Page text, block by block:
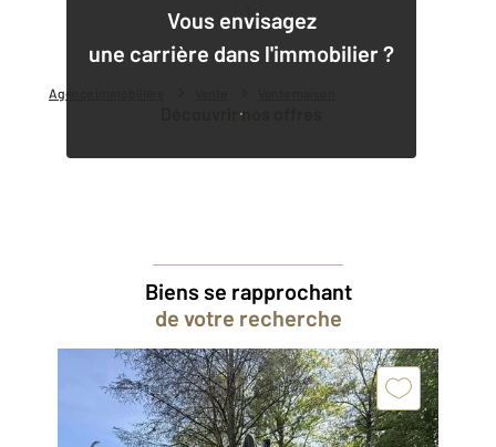
Agence immobilière
Vous envisagez
une carrière dans l'immobilier ?
Découvrir nos offres
1
Biens se rapprochant
de votre recherche